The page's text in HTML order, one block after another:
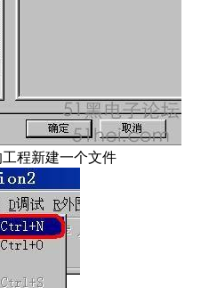
程新建一个文件